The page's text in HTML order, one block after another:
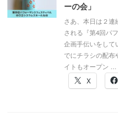
ーの会」
さあ、本日は２連
される『第4回パ
企画手伝いをして
でにチラシの配布
イトもオープン ...
X